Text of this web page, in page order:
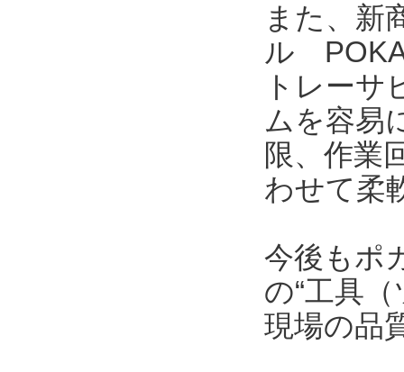
また、新
ル
トレーサ
ムを容易
限、作業
わせて柔
今後もポ
の“工具
現場の品